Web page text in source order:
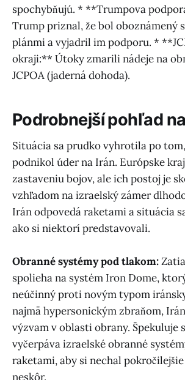
spochybňujú. * **Trumpova
Trump priznal, že bol oboznámený
plánmi a vyjadril im podporu. *
okraji:** Útoky zmarili nádeje na
JCPOA (jaderná dohoda).
Podrobnejší pohľad
Situácia sa prudko vyhrotila po
podnikol úder na Irán. Európske
zastaveniu bojov, ale ich postoj je
vzhľadom na izraelský zámer
Irán odpovedá raketami a situácia
ako si niektorí predstavovali.
Obranné systémy pod tlakom:
spolieha na systém Iron Dome,
neúčinný proti novým typom
najmä hypersonickým zbraňom,
výzvam v oblasti obrany. Špekuluje
vyčerpáva izraelské obranné
raketami, aby si nechal
neskôr.